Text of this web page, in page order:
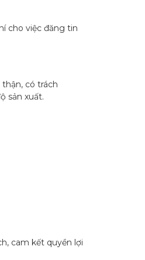
cho việc đăng tin
có trách
sản xuất.
cam kết quyền lợi